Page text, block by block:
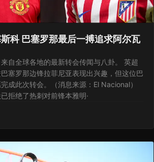
科 巴塞罗那最后一搏追求阿尔瓦
来自全球各地的最新转会传闻与八卦。 英超
塞罗那边锋拉菲尼亚表现出兴趣，但这位巴
成此次转会。（消息来源：El Nacional）
拒绝了热刺对前锋本雅明·